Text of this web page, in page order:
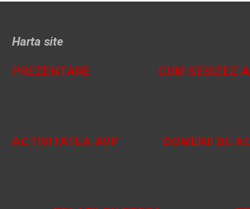
Harta site
PREZENTARE CUM SESIZEZ
ACTIVITATEA AVP DOMENII DE